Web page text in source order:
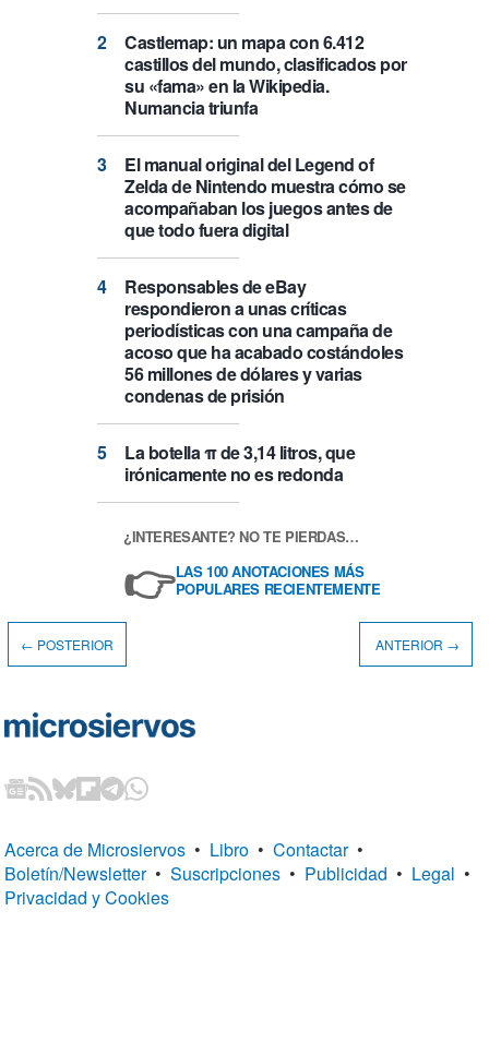
Castlemap: un mapa con 6.412
castillos del mundo, clasificados por
su «fama» en la Wikipedia.
Numancia triunfa
El manual original del Legend of
Zelda de Nintendo muestra cómo se
acompañaban los juegos antes de
que todo fuera digital
Responsables de eBay
respondieron a unas críticas
periodísticas con una campaña de
acoso que ha acabado costándoles
56 millones de dólares y varias
condenas de prisión
La botella π de 3,14 litros, que
irónicamente no es redonda
¿INTERESANTE? NO TE PIERDAS…
👉LAS 100 ANOTACIONES MÁS
POPULARES RECIENTEMENTE
← POSTERIOR ANTERIOR →
Acerca de Microsiervos • Libro • Contactar •
Boletín/Newsletter • Suscripciones • Publicidad • Legal •
Privacidad y Cookies